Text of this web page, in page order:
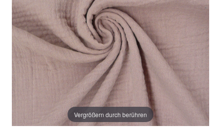
Vergrößern durch berühren